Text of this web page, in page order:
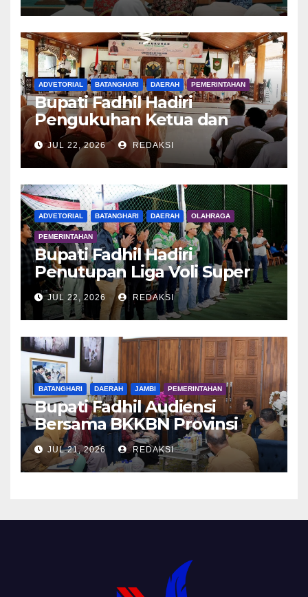
ADVETORIAL BATANGHARI DAERAH PEMERINTAHAN
Bupati Fadhil Hadiri
Pengukuhan Ketua dan
Pengurus DWP Batang Hari
2026
JUL 22, 2026 REDAKSI
ADVETORIAL BATANGHARI DAERAH OLAHRAGA
PEMERINTAHAN
Bupati Fadhil Hadiri
Penutupan Liga Voli Super
Tangguh 2026
JUL 22, 2026 REDAKSI
BATANGHARI DAERAH JAMBI PEMERINTAHAN
Bupati Fadhil Audiensi
Bersama BKKBN Provinsi
Jambi
JUL 21, 2026 REDAKSI